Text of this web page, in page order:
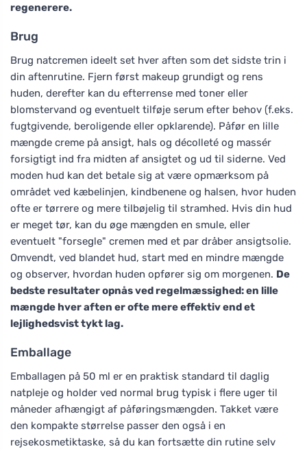
regenerere.
Brug
Brug natcremen ideelt set hver aften som det sidste trin i
din aftenrutine. Fjern først makeup grundigt og rens
huden, derefter kan du efterrense med toner eller
blomstervand og eventuelt tilføje serum efter behov (f.eks.
fugtgivende, beroligende eller opklarende). Påfør en lille
mængde creme på ansigt, hals og décolleté og massér
forsigtigt ind fra midten af ansigtet og ud til siderne. Ved
moden hud kan det betale sig at være opmærksom på
området ved kæbelinjen, kindbenene og halsen, hvor huden
ofte er tørrere og mere tilbøjelig til stramhed. Hvis din hud
er meget tør, kan du øge mængden en smule, eller
eventuelt "forsegle" cremen med et par dråber ansigtsolie.
Omvendt, ved blandet hud, start med en mindre mængde
og observer, hvordan huden opfører sig om morgenen. De
bedste resultater opnås ved regelmæssighed: en lille
mængde hver aften er ofte mere effektiv end et
lejlighedsvist tykt lag.
Emballage
Emballagen på 50 ml er en praktisk standard til daglig
natpleje og holder ved normal brug typisk i flere uger til
måneder afhængigt af påføringsmængden. Takket være
den kompakte størrelse passer den også i en
rejsekosmetiktaske, så du kan fortsætte din rutine selv